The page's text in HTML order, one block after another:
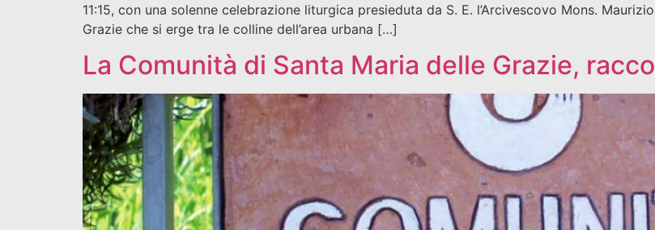
11:15, con una solenne celebrazione liturgica presieduta da S. E. l’Arcivescovo Mons.
Grazie che si erge tra le colline dell’area urbana […]
La Comunità di Santa Maria delle Grazie,